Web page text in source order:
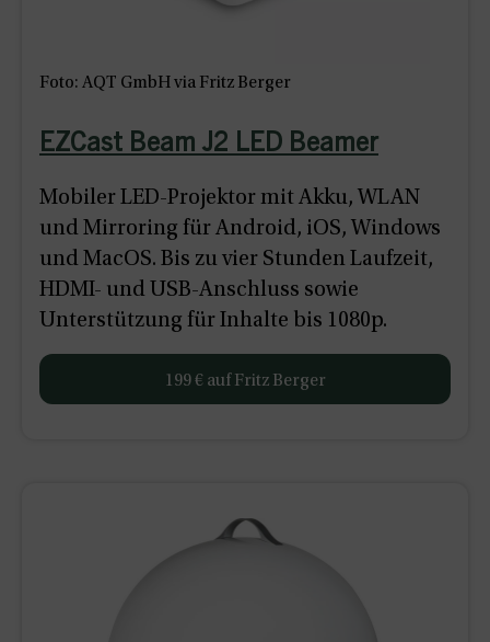
Foto: AQT GmbH via Fritz Berger
EZCast Beam J2 LED Beamer
Mobiler LED-Projektor mit Akku, WLAN
und Mirroring für Android, iOS, Windows
und MacOS. Bis zu vier Stunden Laufzeit,
HDMI- und USB-Anschluss sowie
Unterstützung für Inhalte bis 1080p.
199 € auf Fritz Berger